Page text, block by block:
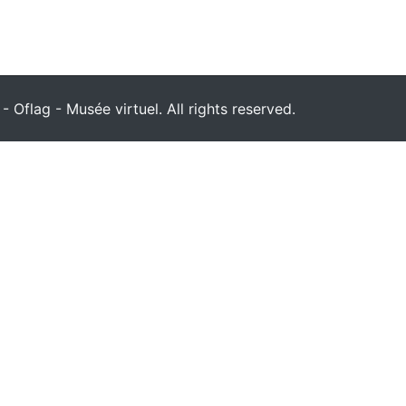
Oflag - Musée virtuel. All rights reserved.